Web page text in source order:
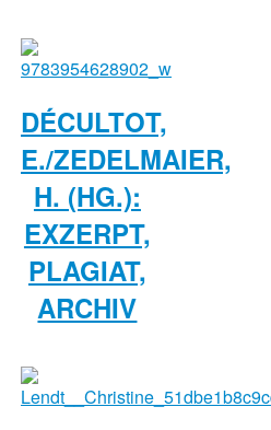
DÉCULTOT,
E./ZEDELMAIER,
H. (HG.):
EXZERPT,
PLAGIAT,
ARCHIV